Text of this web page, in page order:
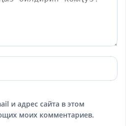
и адрес сайта в этом
моих комментариев.